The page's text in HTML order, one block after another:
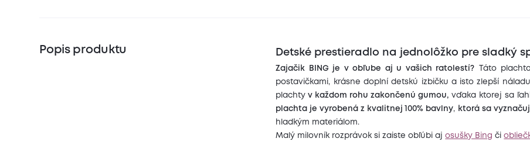
Popis produktu Detské prestieradlo na jednolôžko pre sladký
Zajačik BING je v obľube aj u vašich ratolestí? Táto
postavičkami, krásne doplní detskú izbičku a isto zlepší
plachty v každom rohu zakončenú gumou,vďaka ktorej sa
plachta je vyrobená z kvalitnej 100% bavlny, ktorá sa
hladkým materiálom.
Malý milovník rozprávok si zaiste obľúbi ajosušky Bing či